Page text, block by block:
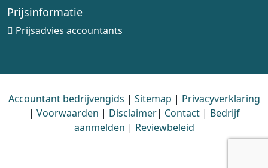
Prijsinformatie
Prijsadvies accountants
Accountant bedrijvengids | Sitemap | Privacyverklaring
| Voorwaarden | Disclaimer| Contact| Bedrijf
aanmelden | Reviewbeleid